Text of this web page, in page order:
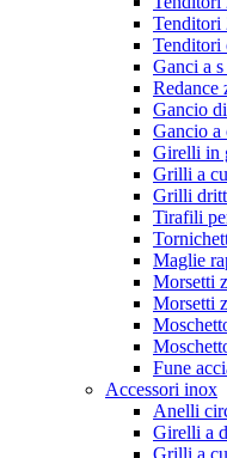
Tenditori
Tenditori
Ganci a
Redance
Gancio
Gancio a
Girelli in
Grilli a
Grilli
Tirafili
Maglie
Morsetti
Morsetti
Fune
Accessori inox
Anelli
Girelli a
Grilli a